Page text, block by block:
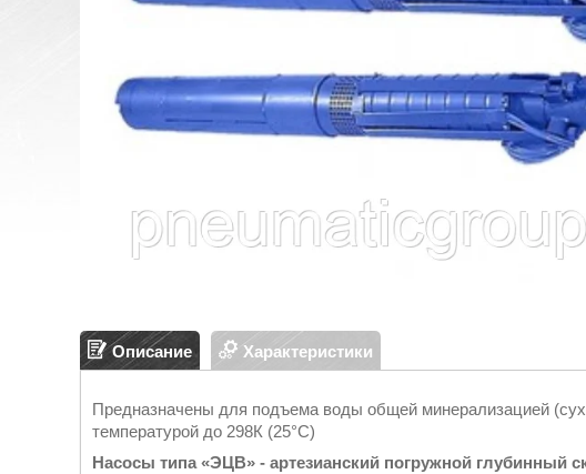
Описание Характеристики
Предназначены для подъема воды общей минерализацией
температурой до 298К (25°С)
Насосы типа «ЭЦВ» - артезианский погружной глубинный